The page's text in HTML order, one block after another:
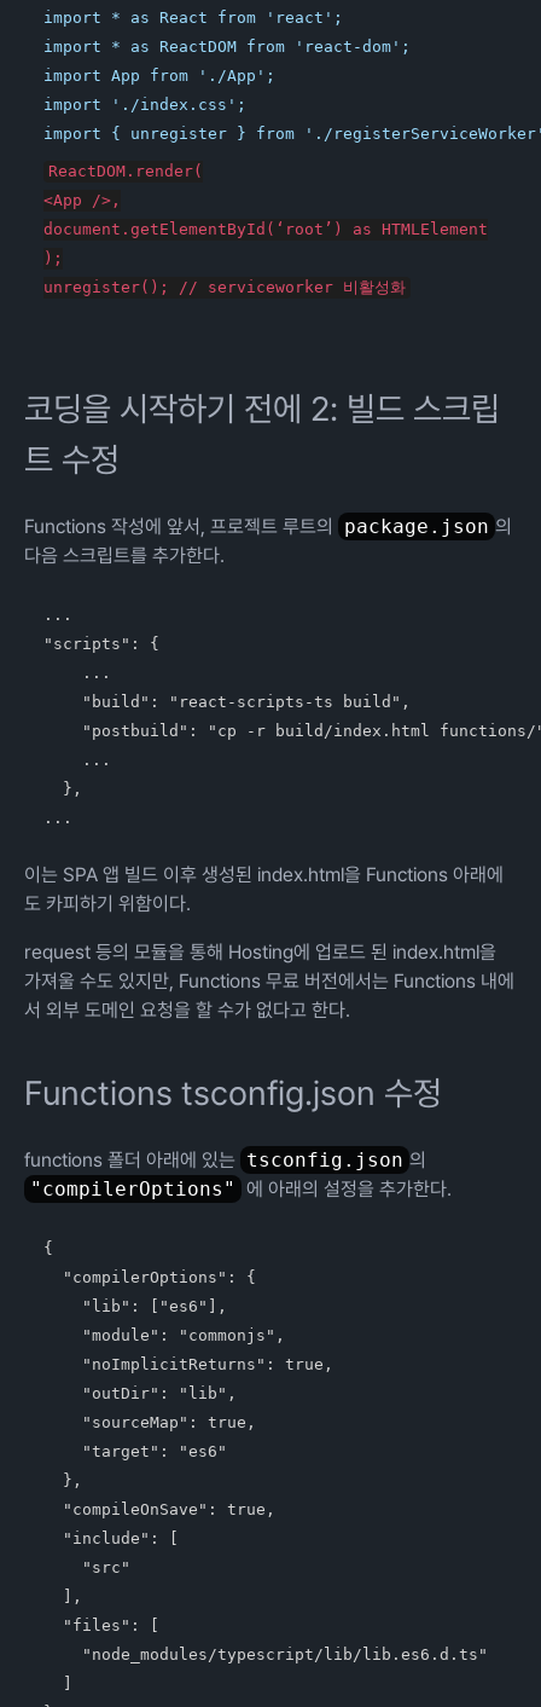
import * as React from 'react';
import * as ReactDOM from 'react-dom';
import App from './App';
import './index.css';
ReactDOM.render(
<App />,
document.getElementById(‘root’) as HTMLElement
);
코딩을 시작하기 전에 2: 빌드 스크립
트 수정
Functions 작성에 앞서, 프로젝트 루트의 package.json 의
다음 스크립트를 추가한다.
...
"scripts": {
    ...
    "build": "react-scripts-ts build",
"postbuild": "cp -r build/index.html functions/
    ...
  },
이는 SPA 앱 빌드 이후 생성된 index.html을 Functions 아래에
도 카피하기 위함이다.
request 등의 모듈을 통해 Hosting에 업로드 된 index.html을
가져울 수도 있지만, Functions 무료 버전에서는 Functions 내에
서 외부 도메인 요청을 할 수가 없다고 한다.
Functions tsconfig.json 수정
functions 폴더 아래에 있는 tsconfig.json 의
"compilerOptions"
에 아래의 설정을 추가한다.
{
  "compilerOptions": {
    "lib": ["es6"],
    "module": "commonjs",
    "noImplicitReturns": true,
    "outDir": "lib",
    "sourceMap": true,
    "target": "es6"
  },
  "compileOnSave": true,
  "include": [
    "src"
  ],
  "files": [
    "node_modules/typescript/lib/lib.es6.d.ts"
  ]